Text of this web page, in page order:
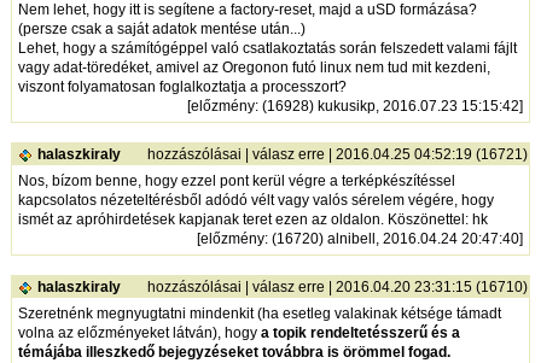
Nem lehet, hogy itt is segítene a factory-reset, majd a uSD formázása?
(persze csak a saját adatok mentése után...)
Lehet, hogy a számítógéppel való csatlakoztatás során felszedett valami fájlt
vagy adat-töredéket, amivel az Oregonon futó linux nem tud mit kezdeni,
viszont folyamatosan foglalkoztatja a processzort?
[előzmény: (16928) kukusikp, 2016.07.23 15:15:42]
halaszkiraly hozzászólásai |válasz erre | 2016.04.25 04:52:19 (16721)
Nos, bízom benne, hogy ezzel pont kerül végre a terképkészítéssel
kapcsolatos nézeteltérésből adódó vélt vagy valós sérelem végére, hogy
ismét az apróhirdetések kapjanak teret ezen az oldalon. Köszönettel: hk
[előzmény: (16720) alnibell, 2016.04.24 20:47:40]
halaszkiraly hozzászólásai |válasz erre | 2016.04.20 23:31:15 (16710)
Szeretnénk megnyugtatni mindenkit (ha esetleg valakinak kétsége támadt
volna az előzményeket látván), hogya topik rendeltetésszerű és a
témájába illeszkedő bejegyzéseket továbbra is örömmel fogad.